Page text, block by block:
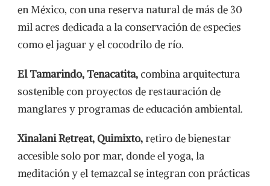
en México, con una reserva natural de más de 30
mil acres dedicada a la conservación de especies
como el jaguar y el cocodrilo de río.
El Tamarindo, Tenacatita, combina arquitectura
sostenible con proyectos de restauración de
manglares y programas de educación ambiental.
Xinalani Retreat, Quimixto,retiro de bienestar
accesible solo por mar, donde el yoga, la
meditación y el temazcal se integran con prácticas